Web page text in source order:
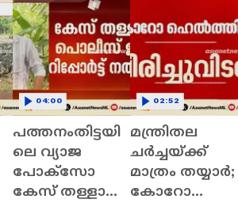
പത്തനംതിട്ടയി
ലെ വ്യാജ
പോക്സോ
കേസ് തള്ളാന്‍
04:00
മന്ത്രിതല
ചര്‍ച്ചയ്ക്ക്
മാത്രം തയ്യാര്‍;
കോറോ
02:52